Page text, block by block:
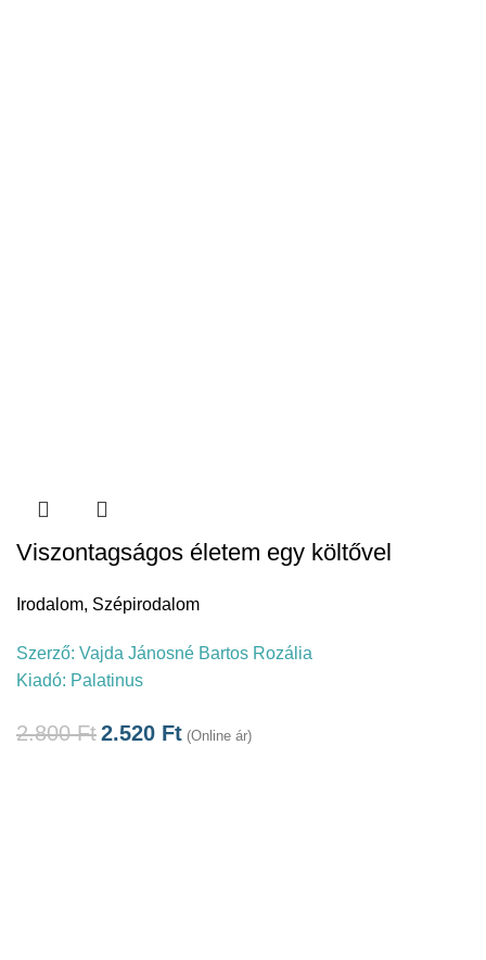
Viszontagságos életem egy költővel
Irodalom, Szépirodalom
Szerző: Vajda Jánosné Bartos Rozália
Kiadó: Palatinus
2.800Ft2.520 Ft (Online ár)